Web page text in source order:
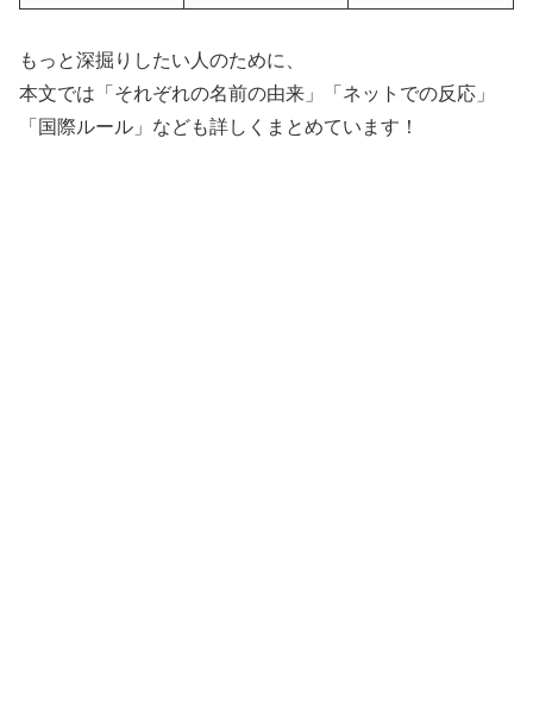
もっと深掘りしたい人のために、
本文では「それぞれの名前の由来」「ネットでの反応」
「国際ルール」なども詳しくまとめています！